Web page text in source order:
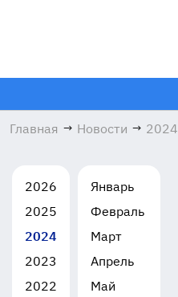
Главная → Новости → 2024
2026
2025
2024
2023
2022
Январь
Февраль
Март
Апрель
Май